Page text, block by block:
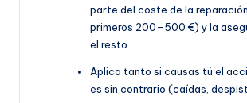
parte del coste de la
primeros 200–500 €) y la
el resto.
Aplica tanto si causas tú el
es sin contrario (caídas,